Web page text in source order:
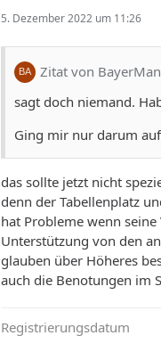
5. Dezember 2022 um 11:26
Zitat von
sagt doch niemand.
Ging mir nur darum
das sollte jetzt nicht
denn der Tabellenplatz
hat Probleme wenn
Unterstützung von den
glauben über Höheres
auch die Benotungen im
Registrierungsdatum